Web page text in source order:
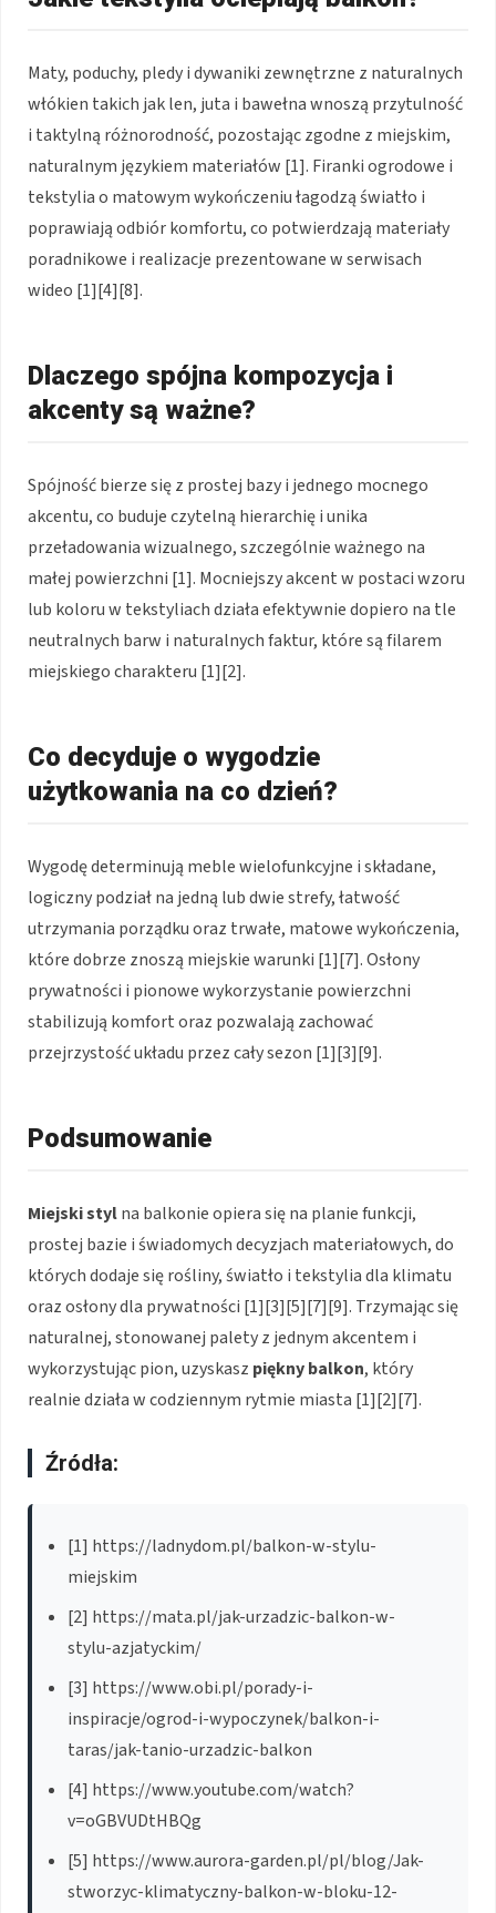
Maty, poduchy, pledy i dywaniki zewnętrzne z naturalnych
włókien takich jak len, juta i bawełna wnoszą przytulność
i taktylną różnorodność, pozostając zgodne z miejskim,
naturalnym językiem materiałów [1]. Firanki ogrodowe i
tekstylia o matowym wykończeniu łagodzą światło i
poprawiają odbiór komfortu, co potwierdzają materiały
poradnikowe i realizacje prezentowane w serwisach
wideo [1][4][8].
Dlaczego spójna kompozycja i
akcenty są ważne?
Spójność bierze się z prostej bazy i jednego mocnego
akcentu, co buduje czytelną hierarchię i unika
przeładowania wizualnego, szczególnie ważnego na
małej powierzchni [1]. Mocniejszy akcent w postaci wzoru
lub koloru w tekstyliach działa efektywnie dopiero na tle
neutralnych barw i naturalnych faktur, które są filarem
miejskiego charakteru [1][2].
Co decyduje o wygodzie
użytkowania na co dzień?
Wygodę determinują meble wielofunkcyjne i składane,
logiczny podział na jedną lub dwie strefy, łatwość
utrzymania porządku oraz trwałe, matowe wykończenia,
które dobrze znoszą miejskie warunki [1][7]. Osłony
prywatności i pionowe wykorzystanie powierzchni
stabilizują komfort oraz pozwalają zachować
przejrzystość układu przez cały sezon [1][3][9].
Podsumowanie
Miejski stylna balkonie opiera się na planie funkcji,
prostej bazie i świadomych decyzjach materiałowych, do
których dodaje się rośliny, światło i tekstylia dla klimatu
oraz osłony dla prywatności [1][3][5][7][9]. Trzymając się
naturalnej, stonowanej palety z jednym akcentem i
wykorzystując pion, uzyskasz piękny balkon, który
realnie działa w codziennym rytmie miasta [1][2][7].
Źródła:
[1] https://ladnydom.pl/balkon-w-stylu-
miejskim
[2] https://mata.pl/jak-urzadzic-balkon-w-
stylu-azjatyckim/
[3] https://www.obi.pl/porady-i-
inspiracje/ogrod-i-wypoczynek/balkon-i-
taras/jak-tanio-urzadzic-balkon
[4] https://www.youtube.com/watch?
v=oGBVUDtHBQg
[5] https://www.aurora-garden.pl/pl/blog/Jak-
stworzyc-klimatyczny-balkon-w-bloku-12-